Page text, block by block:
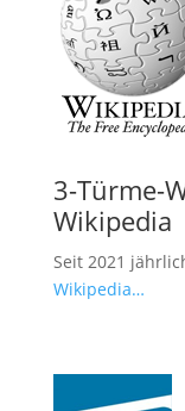
3-Türme-
Wikipedia
Seit 2021
Wikipedia…